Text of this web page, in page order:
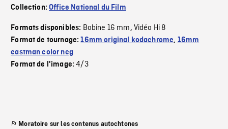
Collection:Office National du Film
Formats disponibles: Bobine 16 mm, Vidéo Hi 8
Format de tournage:16mm original kodachrome, 16mm
eastman color neg
Format de l'image:4/3
Moratoire sur les contenus autochtones